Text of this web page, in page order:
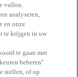
FAQ
vullen.
analyseren,
en onze
te krijgen in uw
te gaan met
beheren"
stellen, of op